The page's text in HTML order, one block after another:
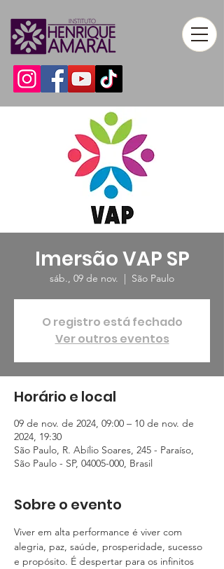
Imersão VAP SP
sáb., 09 de nov.
  |
São Paulo
O registro está fechado
Ver outros eventos
Horário e local
09 de nov. de 2024, 09:00 – 10 de nov. de
2024, 19:30
São Paulo, R. Abílio Soares, 245 - Paraíso,
São Paulo - SP, 04005-000, Brasil
Sobre o evento
Viver em alta performance é viver com
alegria, paz, saúde, prosperidade, sucesso
e propósito. É despertar para os infinitos